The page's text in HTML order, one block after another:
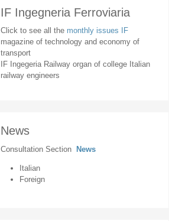
IF Ingegneria Ferroviaria
Click to see all the monthly issues IF
magazine of technology and economy of
transport
IF Ingegeria Railway organ of college Italian
railway engineers
News
Consultation Section News
Italian
Foreign